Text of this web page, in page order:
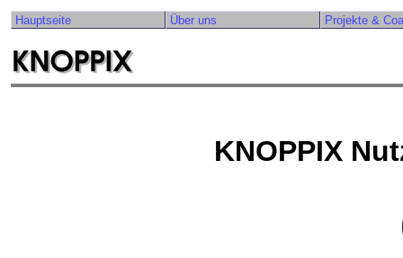
Hauptseite Über uns Projekte &
KNOPPIX